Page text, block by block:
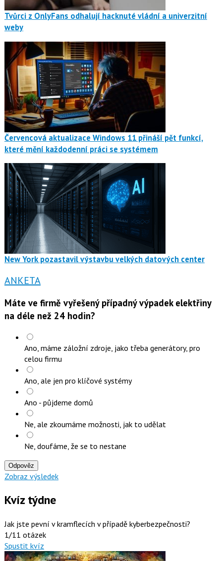
Tvůrci z OnlyFans odhalují hacknuté vládní a univerzitní
weby
Červencová aktualizace Windows 11 přináší pět funkcí,
které mění každodenní práci se systémem
New York pozastavil výstavbu velkých datových center
ANKETA
Máte ve firmě vyřešený případný výpadek elektřiny
na déle než 24 hodin?
Ano, máme záložní zdroje, jako třeba generátory, pro
celou firmu
Ano, ale jen pro klíčové systémy
Ano - půjdeme domů
Ne, ale zkoumáme možnosti, jak to udělat
Ne, doufáme, že se to nestane
Odpověz
Zobraz výsledek
Kvíz týdne
Jak jste pevní v kramflecích v případě kyberbezpečnosti?
1/11 otázek
Spustit kvíz